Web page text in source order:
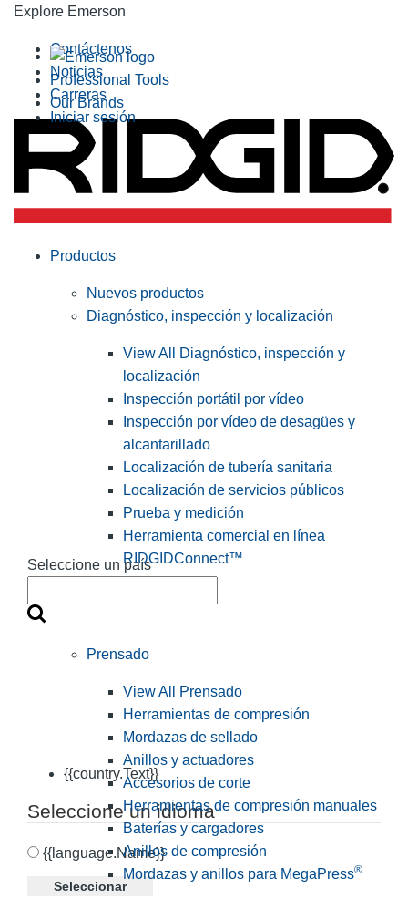
Explore Emerson
Professional Tools
Our Brands
Contáctenos
Noticias
Carreras
Iniciar sesión
Seleccione un país
{{country.Text}}
Seleccione un idioma
{{language.Name}}
Seleccionar
Productos
Nuevos productos
Diagnóstico, inspección y localización
View All Diagnóstico, inspección y
localización
Inspección portátil por vídeo
Inspección por vídeo de desagües y
alcantarillado
Localización de tubería sanitaria
Localización de servicios públicos
Prueba y medición
Herramienta comercial en línea
RIDGIDConnect™
Prensado
View All Prensado
Herramientas de compresión
Mordazas de sellado
Anillos y actuadores
Accesorios de corte
Herramientas de compresión manuales
Baterías y cargadores
Anillos de compresión
Mordazas y anillos para MegaPress®